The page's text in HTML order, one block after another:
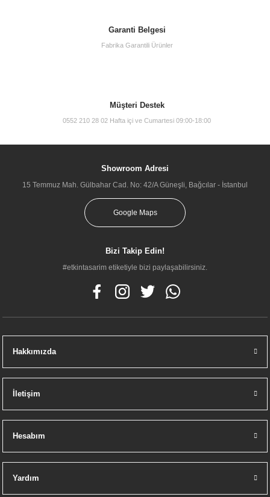
Garanti Belgesi
Fabrika Garantili Ürünler
Müşteri Destek
0552 210 28 02 Hafta içi ve Cumartesi 09:00-18:00
Showroom Adresi
15 Temmuz Mah. Gülbahar Cad. No: 42/A Güneşli, Bağcılar - İstanbul
Google Maps
Bizi Takip Edin!
#etkintasarim etiketiyle bizi paylaşabilirsiniz.
Hakkımızda
İletişim
Hesabım
Yardım